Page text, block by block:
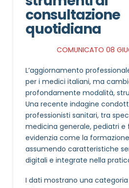
consultazione
quotidiana
COMUNICATO 08
L’aggiornamento
per i medici italiani, ma
profondamente modalità,
Una recente indagine
professionisti sanitari, tra
medicina generale, pediatri e
evidenzia come la
assumendo caratteristiche
digitali e integrate nella
I dati mostrano una